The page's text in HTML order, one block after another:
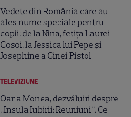
Vedete din România care au
ales nume speciale pentru
copii: de la Nina, fetița Laurei
Cosoi, la Jessica lui Pepe și
Josephine a Ginei Pistol
TELEVIZIUNE
Oana Monea, dezvăluiri despre
„Insula Iubirii: Reuniuni”. Ce